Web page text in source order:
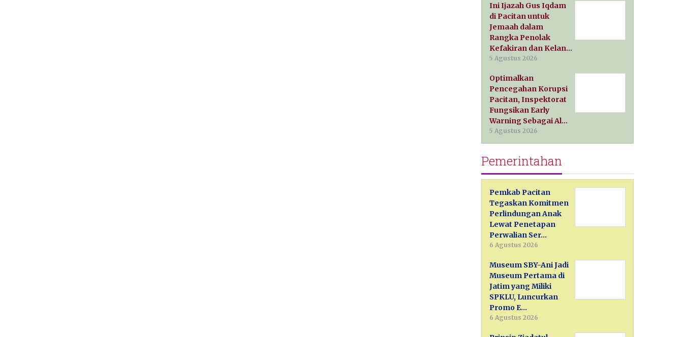
Ini Ijazah Gus Iqdam
di Pacitan untuk
Jemaah dalam
Rangka Penolak
Kefakiran dan Kelan…
5 Agustus 2026
Optimalkan
Pencegahan Korupsi
Pacitan, Inspektorat
Fungsikan Early
Warning Sebagai Al…
5 Agustus 2026
Pemerintahan
Pemkab Pacitan
Tegaskan Komitmen
Perlindungan Anak
Lewat Penetapan
Perwalian Ser…
6 Agustus 2026
Museum SBY-Ani Jadi
Museum Pertama di
Jatim yang Miliki
SPKLU, Luncurkan
Promo E…
6 Agustus 2026